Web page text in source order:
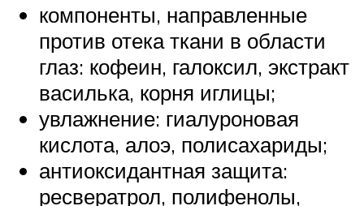
компоненты, направленные
против отека ткани в области
глаз: кофеин, галоксил, экстракт
василька, корня иглицы;
увлажнение: гиалуроновая
кислота, алоэ, полисахариды;
антиоксидантная защита:
ресвератрол, полифенолы,